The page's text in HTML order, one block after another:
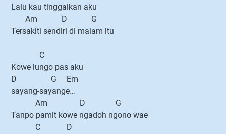
Lalu kau tinggalkan aku
Am D G
Tersakiti sendiri di malam itu
C
Kowe lungo pas aku
D G Em
sayang-sayange…
Am D G
Tanpo pamit kowe ngadoh ngono wae
C D